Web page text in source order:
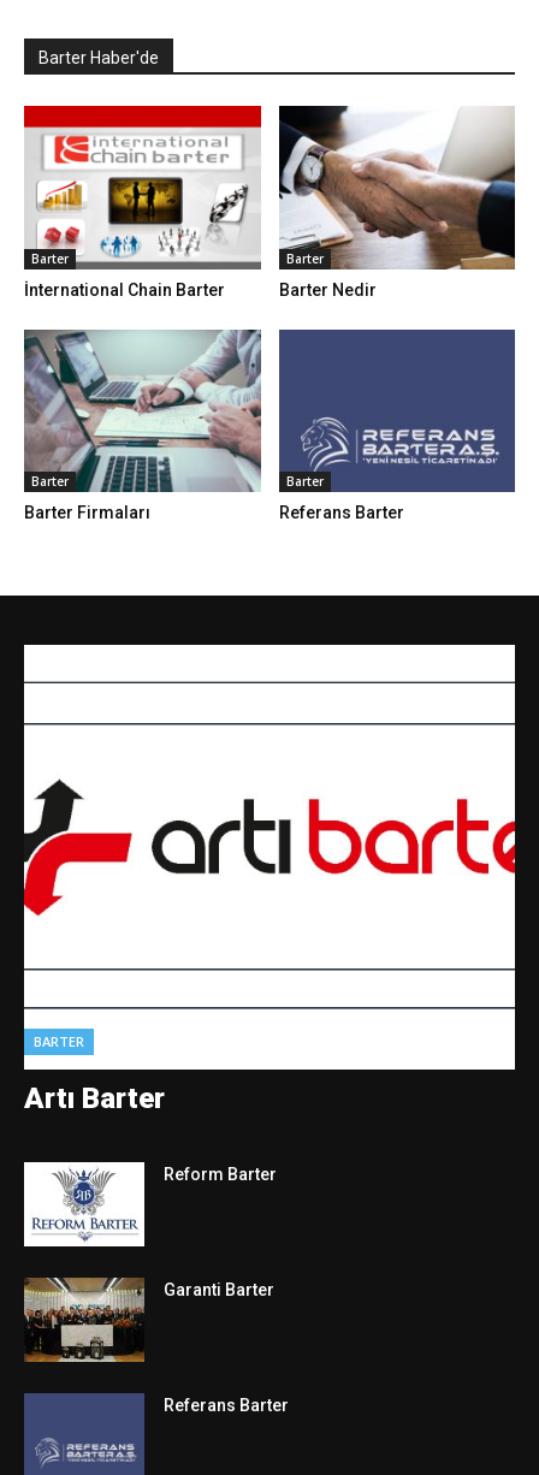
Barter Haber'de
Barter
İnternational Chain Barter
Barter
Barter Nedir
Barter
Barter Firmaları
Barter
Referans Barter
BARTER
Artı Barter
Reform Barter
Garanti Barter
Referans Barter